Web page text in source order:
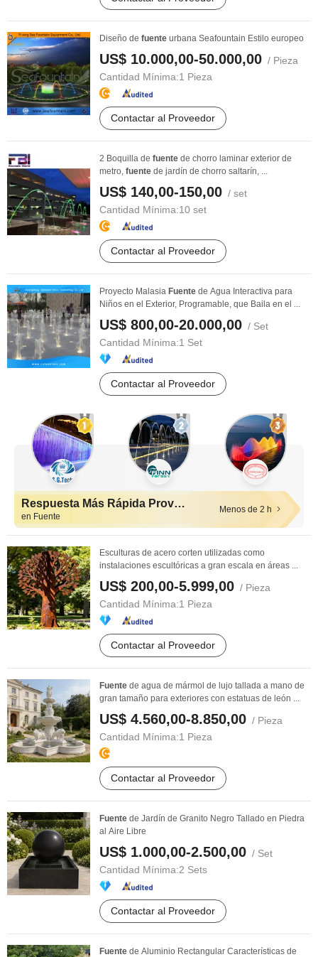
Diseño de fuente urbana Seafountain Estilo europeo
US$ 10.000,00-50.000,00 / Pieza
Cantidad Mínima:1 Pieza
Contactar al Proveedor
2 Boquilla de fuente de chorro laminar exterior de
metro, fuente de jardín de chorro saltarín, ...
US$ 140,00-150,00 / set
Cantidad Mínima:10 set
Contactar al Proveedor
Proyecto Malasia Fuente de Agua Interactiva para
Niños en el Exterior, Programable, que Baila en el ...
US$ 800,00-20.000,00 / Set
Cantidad Mínima:1 Set
Contactar al Proveedor
Respuesta Más Rápida Proveedores
en Fuente
Menos de 2 h
Esculturas de acero corten utilizadas como
instalaciones escultóricas a gran escala en áreas ...
US$ 200,00-5.999,00 / Pieza
Cantidad Mínima:1 Pieza
Contactar al Proveedor
Fuente de agua de mármol de lujo tallada a mano de
gran tamaño para exteriores con estatuas de león ...
US$ 4.560,00-8.850,00 / Pieza
Cantidad Mínima:1 Pieza
Contactar al Proveedor
Fuente de Jardín de Granito Negro Tallado en Piedra
al Aire Libre
US$ 1.000,00-2.500,00 / Set
Cantidad Mínima:2 Sets
Contactar al Proveedor
Fuente de Aluminio Rectangular Características de